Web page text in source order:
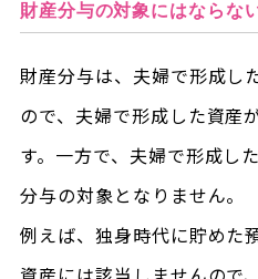
財産分与の対象にはならな
財産分与は、夫婦で形成し
ので、夫婦で形成した資産
す。一方で、夫婦で形成し
分与の対象となりません。
例えば、独身時代に貯めた